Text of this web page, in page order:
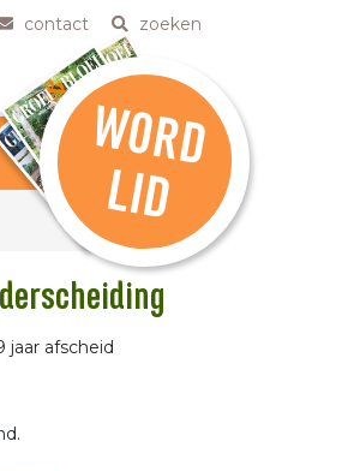
contact zoeken
W
O
R
D
L
ID
jaar afscheid